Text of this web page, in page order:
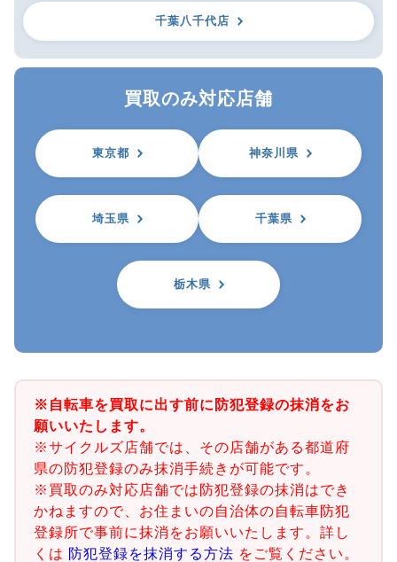
千葉八千代店
買取のみ対応店舗
東京都 神奈川県
埼玉県 千葉県
栃木県
※自転車を買取に出す前に防犯登録の抹消をお
願いいたします。
※サイクルズ店舗では、その店舗がある都道府
県の防犯登録のみ抹消手続きが可能です。
※買取のみ対応店舗では防犯登録の抹消はでき
かねますので、お住まいの自治体の自転車防犯
登録所で事前に抹消をお願いいたします。詳し
くは 防犯登録を抹消する方法 をご覧ください。